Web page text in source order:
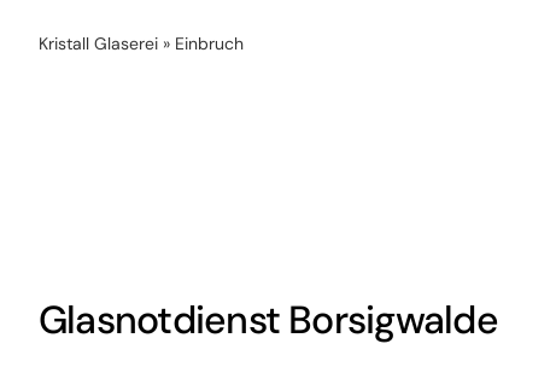
Kristall Glaserei» Einbruch
Glasnotdienst Borsigwalde